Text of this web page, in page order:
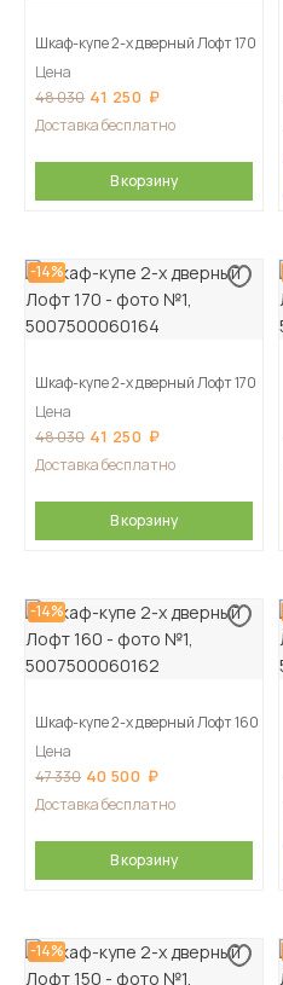
Шкаф-купе 2-х дверный Лофт 170
Цена
48 030 41 250
Доставка бесплатно
В корзину
-14%
Шкаф-купе 2-х дверный Лофт 170
Цена
48 030 41 250
Доставка бесплатно
В корзину
-14%
Шкаф-купе 2-х дверный Лофт 160
Цена
47 330 40 500
Доставка бесплатно
В корзину
-14%